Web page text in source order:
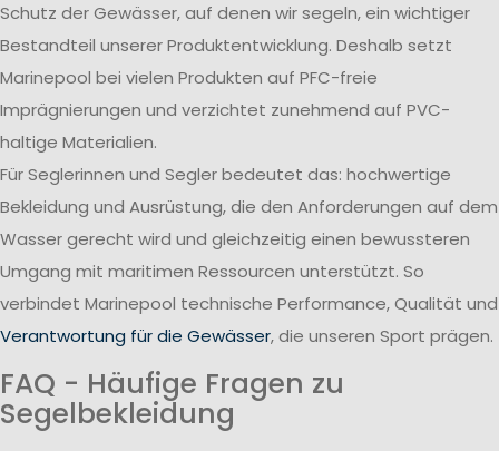
Schutz der Gewässer, auf denen wir segeln, ein wichtiger
Bestandteil unserer Produktentwicklung. Deshalb setzt
Marinepool bei vielen Produkten auf PFC-freie
Imprägnierungen und verzichtet zunehmend auf PVC-
haltige Materialien.
Für Seglerinnen und Segler bedeutet das: hochwertige
Bekleidung und Ausrüstung, die den Anforderungen auf dem
Wasser gerecht wird und gleichzeitig einen bewussteren
Umgang mit maritimen Ressourcen unterstützt. So
verbindet Marinepool technische Performance, Qualität und
Verantwortung für die Gewässer, die unseren Sport prägen.
FAQ - Häufige Fragen zu
Segelbekleidung